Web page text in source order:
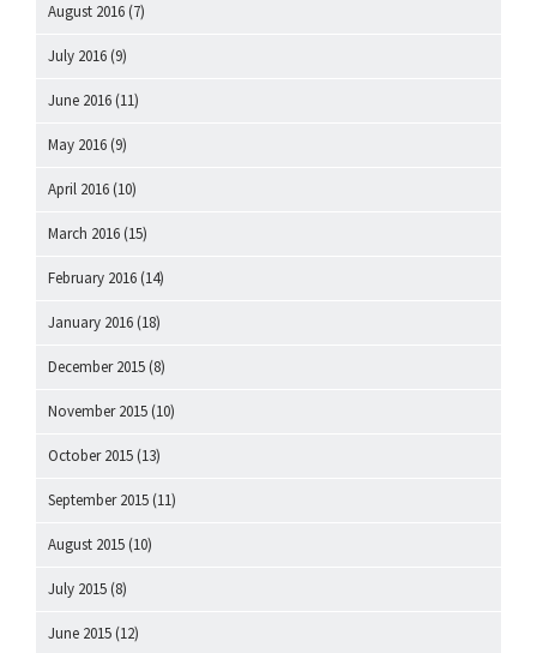
August 2016 (7)
July 2016 (9)
June 2016 (11)
May 2016 (9)
April 2016 (10)
March 2016 (15)
February 2016 (14)
January 2016 (18)
December 2015 (8)
November 2015 (10)
October 2015 (13)
September 2015 (11)
August 2015 (10)
July 2015 (8)
June 2015 (12)